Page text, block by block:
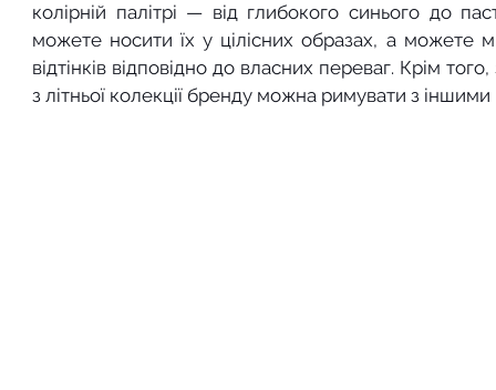
колірній палітрі — від глибокого синього до
можете носити їх у цілісних образах, а можете
відтінків відповідно до власних переваг. Крім
з літньої колекції бренду можна римувати з